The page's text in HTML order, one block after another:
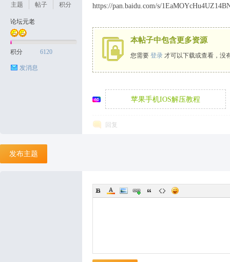
主题
帖子
积分
论坛元老
积分 6120
发消息
https://pan.baidu.com/s/
本帖子中包含更多资源
您需要 登录 才可以下载或查看，没
苹果手机IOS解压教程
回复
发布主题